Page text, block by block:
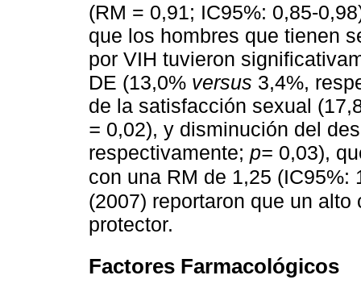
(RM = 0,91; IC95%: 0,85-
que los hombres que tienen
por VIH tuvieron
DE (13,0% versus 3,4%,
de la satisfacción sexual
= 0,02), y disminución del
respectivamente; p= 0,03),
con una RM de 1,25 (IC95%:
(2007) reportaron que un
protector.
Factores Farmacológicos